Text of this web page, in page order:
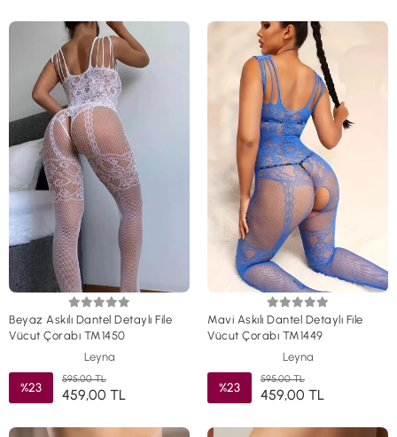
Beyaz Askılı Dantel Detaylı File
Vücut Çorabı TM1450
Leyna
%23
595,00 TL
459,00 TL
Mavi Askılı Dantel Detaylı File
Vücut Çorabı TM1449
Leyna
%23
595,00 TL
459,00 TL